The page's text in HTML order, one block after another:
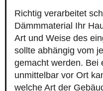
Richtig verarbeitet
Dämmmaterial Ihr
Art und Weise des
sollte abhängig vom
gemacht werden. Bei
unmittelbar vor Ort
welche Art der